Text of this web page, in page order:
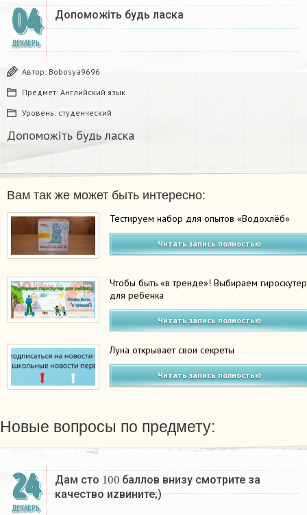
04
ДЕКАБРЬ
Допоможіть будь ласка
Автор: Bobosya9696
Предмет: Английский язык
Уровень: студенческий
Допоможіть будь ласка
Вам так же может быть интересно:
Тестируем набор для опытов «Водохлёб»
Читать запись полностью
Чтобы быть «в тренде»! Выбираем гироскутер
для ребенка
Читать запись полностью
Луна открывает свои секреты
Читать запись полностью
Новые вопросы по предмету:
24
ДЕКАБРЬ
Дам сто 100баллов внизу смотрите за
качество иzвините;)